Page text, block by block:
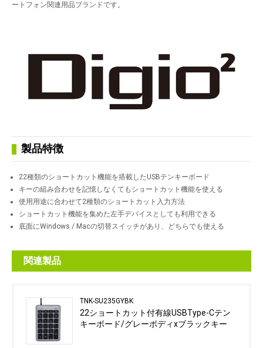
ートフォン関連用品ブランドです。
製品特徴
22種類のショートカット機能を搭載したUSBテンキーボード
キーの組み合わせを記憶しなくてもショートカット機能を使える
使用用途に合わせて2種類のショートカット入力方法
ショートカット機能を集めた左手デバイスとしても利用できる
底面にWindows / Macの切替スイッチがあり、どちらでも使える
関連製品
TNK-SU235GYBK
22ショートカット付有線USBType-Cテン
キーボード/グレーボディxブラックキー